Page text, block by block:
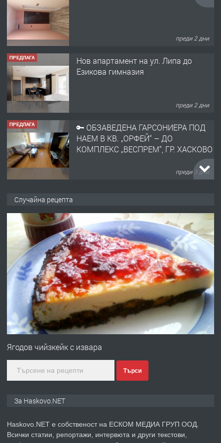
ПРЕДЛАГА
ПРЕДЛАГА
КОМПЛЕКС „ВЕСПРЕМ“, ГР. ХАСКОВО
ПРЕДЛАГА
НАПЪЛНО ОБЗАВЕДЕН И
ОБОРУДВАН ТРИСТАЕН
АПАРТАМЕНТ В ЦЕНТЪРА НА ГР.
Давам гараж под наем
преди 4 дни
ПРЕДЛАГА
№4120 Магазин/Офис под наем в кв.
Любен Каравелов, Хасково-близо до
градската градина!
преди 5 дни
ПРОСТОРЕН ТРИСТАЕН
КУБА
Хисаря до ток, вода,канализация,
асфалт 0889 537 426
Случайна рецепта
Ягодов чийзкейк с извара
Търси
За Haskovo.NET
Haskovo.NET е собственост на ЕСКОМ МЕДИА ГРУП ООД.
Всички статии, репортажи, интервюта и други текстови,